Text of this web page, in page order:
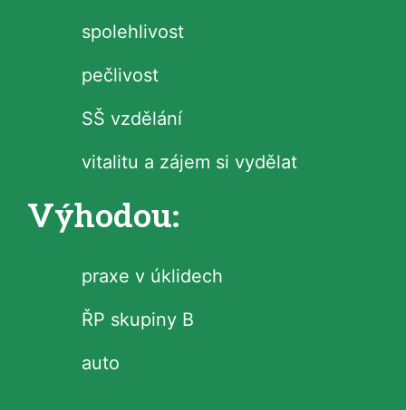
spolehlivost
pečlivost
SŠ vzdělání
vitalitu a zájem si vydělat
Výhodou:
praxe v úklidech
ŘP skupiny B
auto